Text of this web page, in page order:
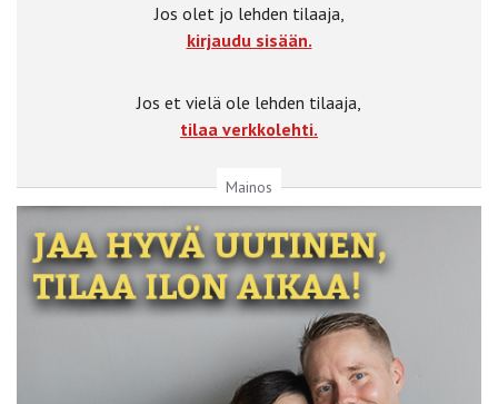
Jos olet jo lehden tilaaja,
kirjaudu sisään.
Jos et vielä ole lehden tilaaja,
tilaa verkkolehti.
Mainos